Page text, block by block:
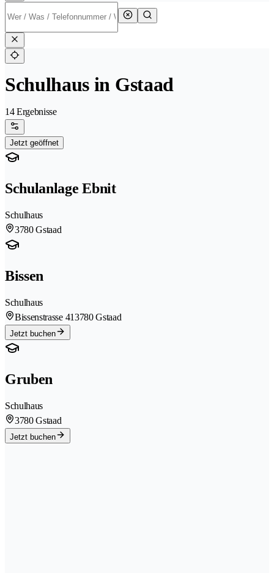
Schulhaus in Gstaad
14 Ergebnisse
Jetzt geöffnet
Schulanlage Ebnit
Schulhaus
3780 Gstaad
Bissen
Schulhaus
Bissenstrasse 413780 Gstaad
Jetzt buchen
Gruben
Schulhaus
3780 Gstaad
Jetzt buchen